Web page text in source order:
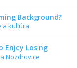
Background?
a kultúra
Enjoy Losing
Nozdrovice